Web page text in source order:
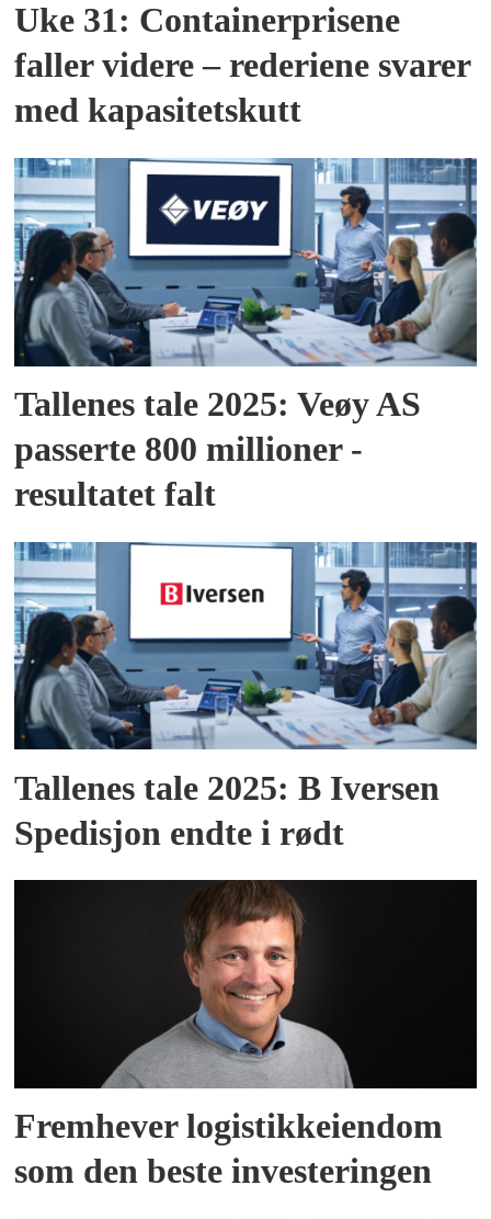
Uke 31: Containerprisene
faller videre – rederiene svarer
med kapasitetskutt
Tallenes tale 2025: Veøy AS
passerte 800 millioner -
resultatet falt
Tallenes tale 2025: B Iversen
Spedisjon endte i rødt
Fremhever logistikkeiendom
som den beste investeringen